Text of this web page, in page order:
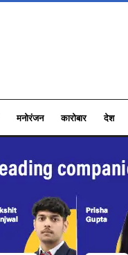
मनोरंजन कारोबार देश